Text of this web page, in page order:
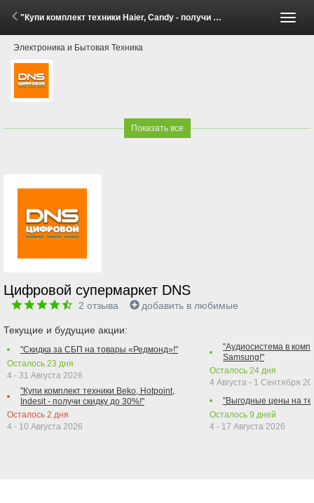
"Купи комплект техники Haier, Candy - получи скидку до 20%!" (28 Апреля - 11 Мая 2026)
Электроника и Бытовая Техника
Показать все
Цифровой супермаркет DNS
2 отзыва добавить в любимые
Текущие и будущие акции:
"Скидка за СБП на товары «Редмонд»!"
Осталось 23 дня
4 - 31 Августа 2026
"Купи комплект техники Beko, Hotpoint,
Indesit - получи скидку до 30%!"
Осталось 2 дня
4 - 10 Августа 2026
"Аудиосистема в
Samsung!"
Осталось 24 дня
4 Августа - 1 Сентября
"Выгодные цены на
Осталось 9 дней
4 - 17 Августа 2026